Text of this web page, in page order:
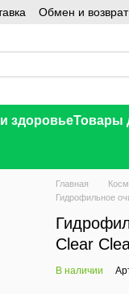
Обмен и возврат
здоровьеТовары
Главная
Гидрофильное
Clear
В наличии